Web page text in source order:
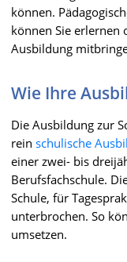
können.
können Sie erlernen
Ausbildung
Wie Ihre
Die Ausbildung zur
rein schulische
einer zwei- bis
Berufsfachschule.
Schule, für
unterbrochen. So
umsetzen.